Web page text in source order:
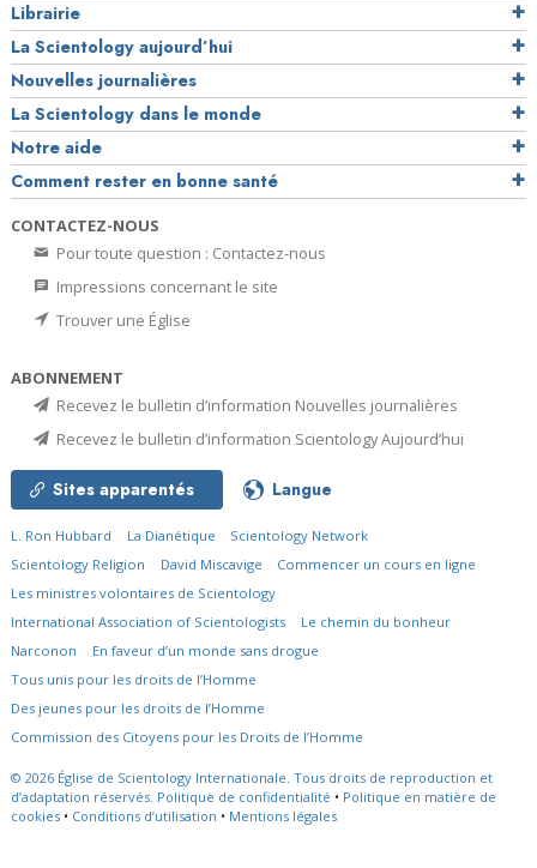
Librairie
La Scientology aujourd’hui
Nouvelles journalières
La Scientology dans le monde
Notre aide
Comment rester en bonne santé
CONTACTEZ-NOUS
Pour toute question : Contactez-nous
Impressions concernant le site
Trouver une Église
ABONNEMENT
Recevez le bulletin d’information Nouvelles journalières
Recevez le bulletin d’information Scientology Aujourd’hui
Sites apparentés Langue
L. Ron Hubbard La Dianétique
Scientology Network
Scientology Religion
David Miscavige
Commencer un cours en ligne
Les ministres volontaires de Scientology
International Association of Scientologists
Le chemin du bonheur
Narconon
En faveur d’un monde sans drogue
Tous unis pour les droits de l’Homme
Des jeunes pour les droits de l’Homme
Commission des Citoyens pour les Droits de l’Homme
© 2026 Église de Scientology Internationale. Tous droits de reproduction et
d’adaptation réservés. Politique de confidentialité • Politique en matière de
cookies • Conditions d’utilisation • Mentions légales